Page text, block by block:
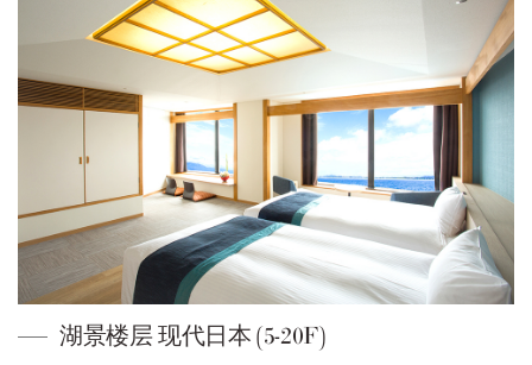
湖景楼层 现代日本 (5-20F)